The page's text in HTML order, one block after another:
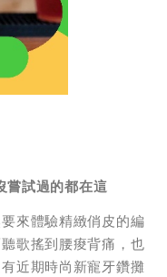
嘗試過的都在這
來體驗精緻俏皮的編
歌搖到腰痠背痛，也
近期時尚新寵牙鑽攤